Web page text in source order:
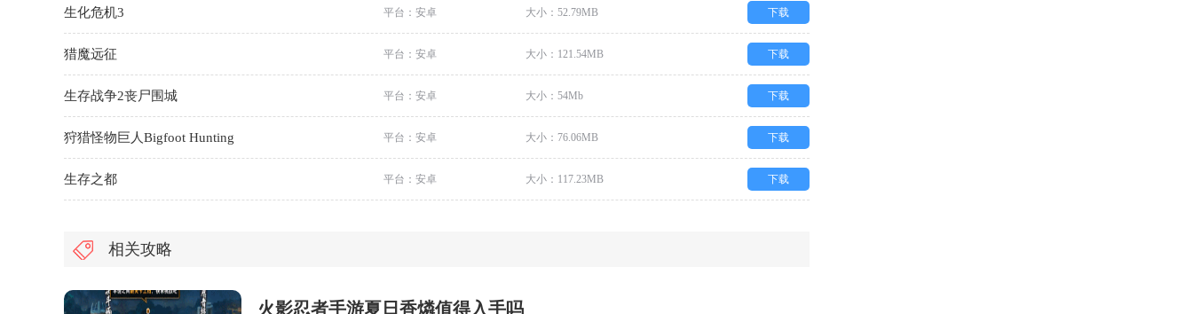
生化危机3 平台：安卓 大小：52.79MB 下载
猎魔远征 平台：安卓 大小：121.54MB 下载
生存战争2丧尸围城 平台：安卓 大小：54Mb 下载
狩猎怪物巨人Bigfoot Hunting 平台：安卓 大小：76.06MB 下载
生存之都 平台：安卓 大小：117.23MB 下载
相关攻略
火影忍者手游夏日香燐值得入手吗